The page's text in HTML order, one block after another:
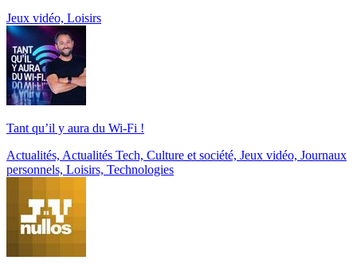
Jeux vidéo, Loisirs
Tant qu’il y aura du Wi-Fi !
Actualités, Actualités Tech, Culture et société, Jeux vidéo, Journaux
personnels, Loisirs, Technologies